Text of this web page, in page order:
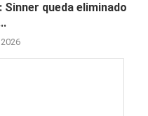
queda eliminado